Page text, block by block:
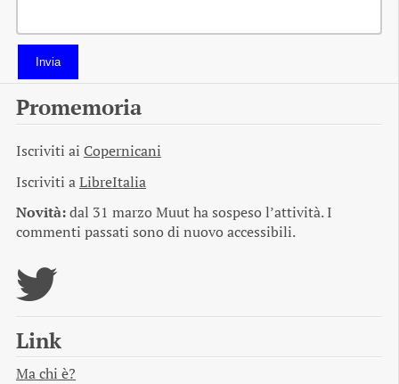
Invia
Promemoria
Iscriviti ai Copernicani
Iscriviti aLibreItalia
Novità:dal 31 marzo Muut ha sospeso l’attività. I
commenti passati sono di nuovo accessibili.
Link
Ma chi è?